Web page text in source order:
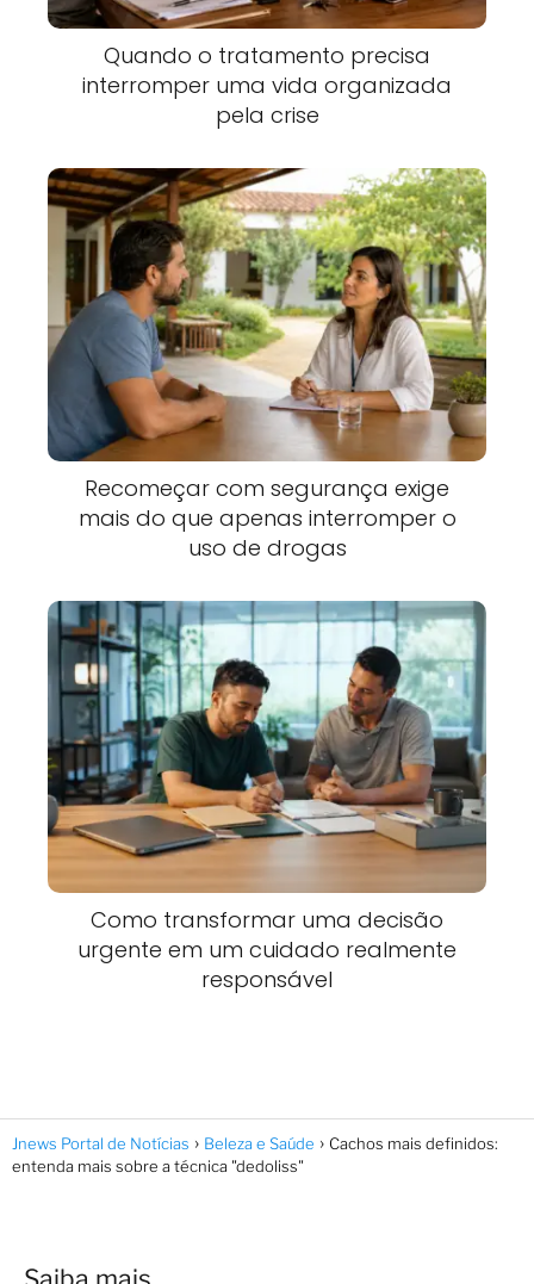
Quando o tratamento precisa
interromper uma vida organizada
pela crise
Recomeçar com segurança exige
mais do que apenas interromper o
uso de drogas
Como transformar uma decisão
urgente em um cuidado realmente
responsável
Jnews Portal de Notícias Beleza e Saúde
Cachos mais definidos:
entenda mais sobre a técnica "dedoliss"